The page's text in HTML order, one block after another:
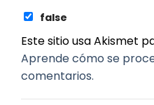
false
Este sitio usa Akismet
Aprende cómo se
comentarios.